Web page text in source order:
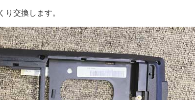
交換します。